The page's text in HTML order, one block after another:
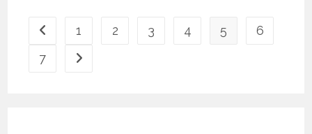
options
1 2 3 4 5
6
7